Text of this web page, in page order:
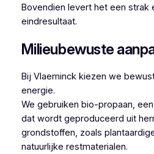
Bovendien levert het een strak
eindresultaat.
Milieubewuste
Bij Vlaeminck kiezen we
energie.
We gebruiken bio-propaan,
dat wordt geproduceerd uit
grondstoffen, zoals
natuurlijke restmaterialen.